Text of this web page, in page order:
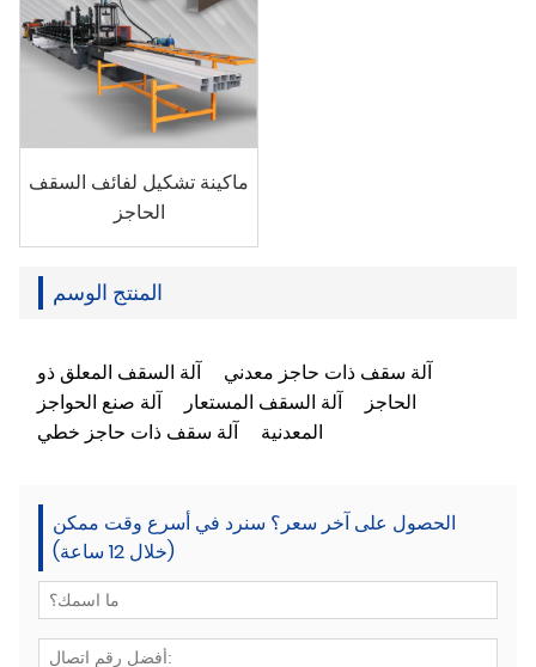
ماكينة تشكيل لفائف السقف
الحاجز
المنتج الوسم
آلة سقف ذات حاجز معدني
آلة السقف المعلق ذو
الحاجز
آلة السقف المستعار
آلة صنع الحواجز
المعدنية
آلة سقف ذات حاجز خطي
الحصول على آخر سعر؟ سنرد في أسرع وقت ممكن
(خلال 12 ساعة)